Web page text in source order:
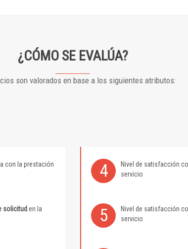
¿CÓMO SE EVALÚA?
son valorados en base a los siguientes atributos:
con la prestación
4 Nivel de satisfacción
servicio
solicitud en la
5 Nivel de satisfacción
servicio